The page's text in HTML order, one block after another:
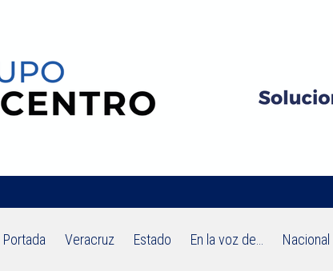
Portada Veracruz Estado En la voz de… Nacional